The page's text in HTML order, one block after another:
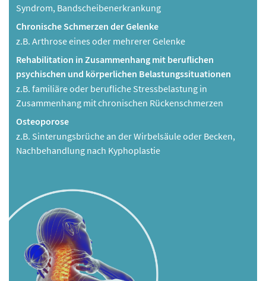
Syndrom, Bandscheibenerkrankung
Chronische Schmerzen der Gelenke
z.B. Arthrose eines oder mehrerer Gelenke
Rehabilitation in Zusammenhang mit beruflichen
psychischen und körperlichen Belastungssituationen
z.B. familiäre oder berufliche Stressbelastung in
Zusammenhang mit chronischen Rückenschmerzen
Osteoporose
z.B. Sinterungsbrüche an der Wirbelsäule oder Becken,
Nachbehandlung nach Kyphoplastie